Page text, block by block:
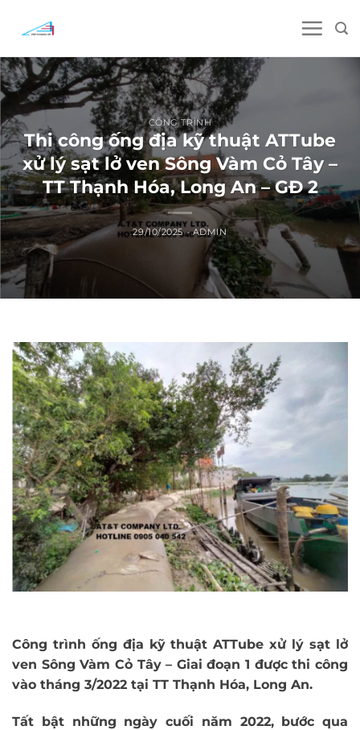
CÔNG TRÌNH
Thi công ống địa kỹ thuật ATTube
xử lý sạt lở ven Sông Vàm Cỏ Tây –
TT Thạnh Hóa, Long An – GĐ 2
29/10/2025-ADMIN
Công trình ống địa kỹ thuật ATTube xử lý sạt lở
ven Sông Vàm Cỏ Tây – Giai đoạn 1 được thi công
vào tháng 3/2022 tại TT Thạnh Hóa, Long An.
Tất bật những ngày cuối năm 2022, bước qua